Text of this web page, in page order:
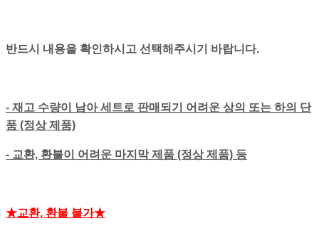
반드시 내용을 확인하시고 선택해주시기 바랍니다.
- 재고 수량이 남아 세트로 판매되기 어려운 상의 또는 하의 단
품 (정상 제품)
- 교환, 환불이 어려운 마지막 제품 (정상 제품) 등
★교환, 환불 불가★